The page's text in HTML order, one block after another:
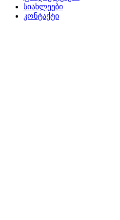
სიახლეები
კონტაქტი